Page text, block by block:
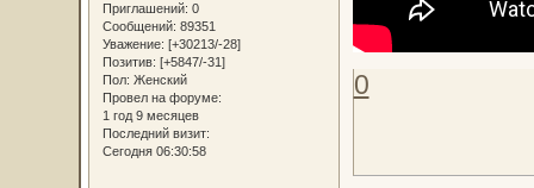
Приглашений: 0
Сообщений: 89351
Уважение: [+30213/-28]
Позитив: [+5847/-31]
Пол: Женский
Провел на форуме:
1 год 9 месяцев
Последний визит:
Сегодня 06:30:58
0